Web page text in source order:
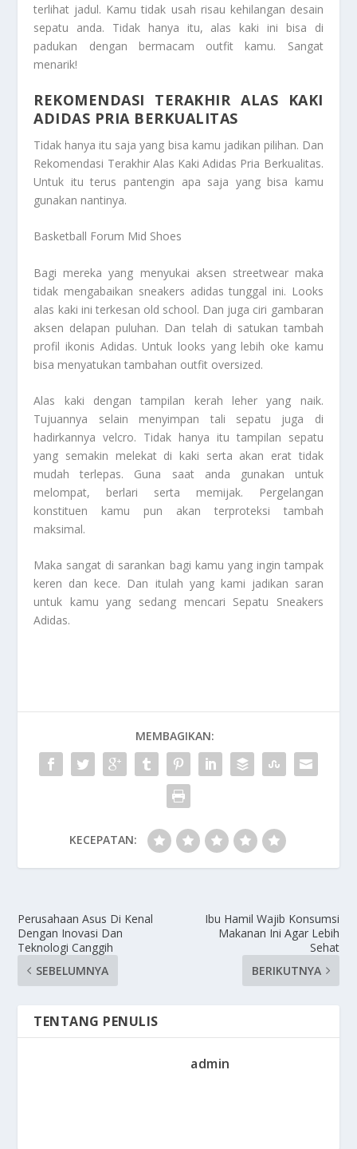
terlihat jadul. Kamu tidak usah risau kehilangan desain
sepatu anda. Tidak hanya itu, alas kaki ini bisa di
padukan dengan bermacam outfit kamu. Sangat
menarik!
REKOMENDASI TERAKHIR ALAS KAKI
ADIDAS PRIA BERKUALITAS
Tidak hanya itu saja yang bisa kamu jadikan pilihan. Dan
Rekomendasi Terakhir Alas Kaki Adidas Pria Berkualitas.
Untuk itu terus pantengin apa saja yang bisa kamu
gunakan nantinya.
Basketball Forum Mid Shoes
Bagi mereka yang menyukai aksen streetwear maka
tidak mengabaikan sneakers adidas tunggal ini. Looks
alas kaki ini terkesan old school. Dan juga ciri gambaran
aksen delapan puluhan. Dan telah di satukan tambah
profil ikonis Adidas. Untuk looks yang lebih oke kamu
bisa menyatukan tambahan outfit oversized.
Alas kaki dengan tampilan kerah leher yang naik.
Tujuannya selain menyimpan tali sepatu juga di
hadirkannya velcro. Tidak hanya itu tampilan sepatu
yang semakin melekat di kaki serta akan erat tidak
mudah terlepas. Guna saat anda gunakan untuk
melompat, berlari serta memijak. Pergelangan
konstituen kamu pun akan terproteksi tambah
maksimal.
Maka sangat di sarankan bagi kamu yang ingin tampak
keren dan kece. Dan itulah yang kami jadikan saran
untuk kamu yang sedang mencari Sepatu Sneakers
Adidas.
MEMBAGIKAN:
KECEPATAN:
Perusahaan Asus Di Kenal
Dengan Inovasi Dan
Teknologi Canggih
SEBELUMNYA
Ibu Hamil Wajib Konsumsi
Makanan Ini Agar Lebih
Sehat
BERIKUTNYA
TENTANG PENULIS
admin